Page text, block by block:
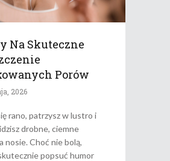
Na Skuteczne
Porów
2026
rano, patrzysz w lustro i
drobne, ciemne
nosie. Choć nie bolą,
popsuć humor